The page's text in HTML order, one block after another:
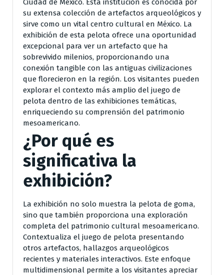
Ciudad de México. Esta institución es conocida por
su extensa colección de artefactos arqueológicos y
sirve como un vital centro cultural en México. La
exhibición de esta pelota ofrece una oportunidad
excepcional para ver un artefacto que ha
sobrevivido milenios, proporcionando una
conexión tangible con las antiguas civilizaciones
que florecieron en la región. Los visitantes pueden
explorar el contexto más amplio del juego de
pelota dentro de las exhibiciones temáticas,
enriqueciendo su comprensión del patrimonio
mesoamericano.
¿Por qué es
significativa la
exhibición?
La exhibición no solo muestra la pelota de goma,
sino que también proporciona una exploración
completa del patrimonio cultural mesoamericano.
Contextualiza el juego de pelota presentando
otros artefactos, hallazgos arqueológicos
recientes y materiales interactivos. Este enfoque
multidimensional permite a los visitantes apreciar